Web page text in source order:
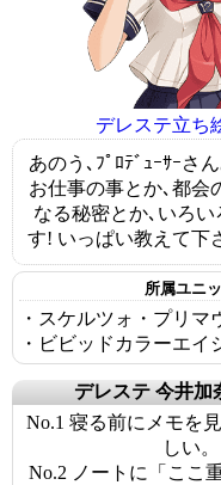
デレステ立ち
あのう､ﾌﾟﾛﾃﾞｭｰｻｰさ
お仕事の事とか､都会
なる秘密とか､いろ
す! いっぱい教えて下
所属ユニ
・スケルツォ・プリマ
・ビビッドカラーエイ
デレステ 今井加
No.1 寝る前にメモを
しい。
No.2 ノートに「ここ